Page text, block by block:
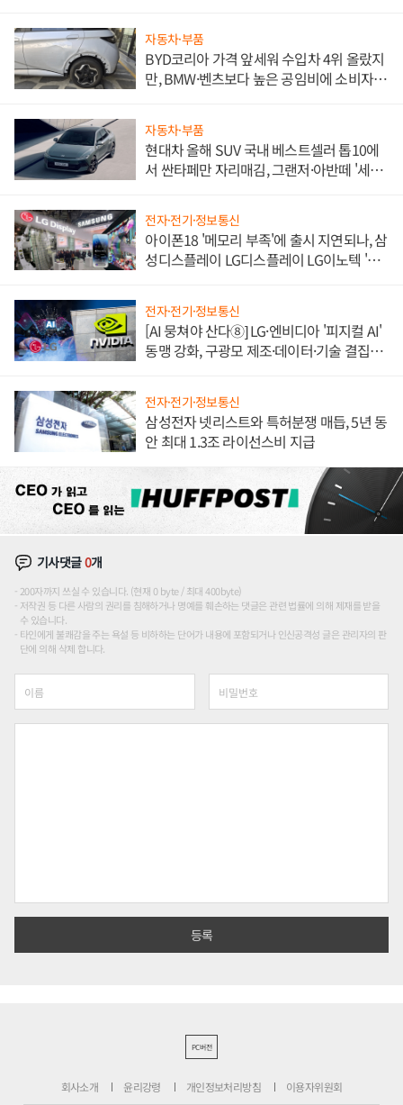
자동차·부품
BYD코리아 가격 앞세워 수입차 4위 올랐지
만, BMW·벤츠보다 높은 공임비에 소비자
자동차·부품
현대차 올해 SUV 국내 베스트셀러 톱10에
서 싼타페만 자리매김, 그랜저·아반떼 '세단
전자·전기·정보통신
아이폰18 '메모리 부족'에 출시 지연되나, 삼
성디스플레이 LG디스플레이 LG이노텍 '탈
전자·전기·정보통신
[AI 뭉쳐야 산다⑧] LG·엔비디아 '피지컬 AI'
동맹 강화, 구광모 제조·데이터·기술 결집
전자·전기·정보통신
삼성전자 넷리스트와 특허분쟁 매듭, 5년 동
안 최대 1.3조 라이선스비 지급
기사댓글0개
200자까지 쓰실 수 있습니다. (현재 0 byte / 최대 400byte)
저작권 등 다른 사람의 권리를 침해하거나 명예를 훼손하는 댓글은 관련 법률에 의해 제재를 받을
수 있습니다.
타인에게 불쾌감을 주는 욕설 등 비하하는 단어가 내용에 포함되거나 인신공격성 글은 관리자의 판
단에 의해 삭제 합니다.
PC버전
회사소개 윤리강령 개인정보처리방침 이용자위원회